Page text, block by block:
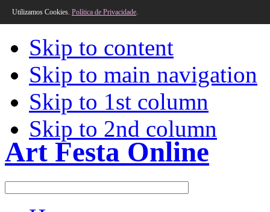
Skip to content
Skip to main navigation
Skip to 1st column
Skip to 2nd column
Art Festa Online
Utilizamos Cookies. Política de Privacidade.